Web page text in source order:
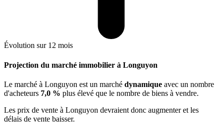
Évolution sur 12 mois
Projection du marché immobilier à Longuyon
Le marché à Longuyon est un marché dynamique avec un nombre
d'acheteurs 7,0 % plus élevé que le nombre de biens à vendre.
Les prix de vente à Longuyon devraient donc augmenteret les
délais de vente baisser.